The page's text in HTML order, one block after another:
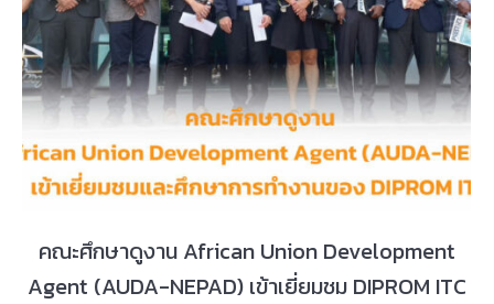
คณะศึกษาดูงาน African Union Development
Agent (AUDA-NEPAD) เข้าเยี่ยมชม DIPROM ITC